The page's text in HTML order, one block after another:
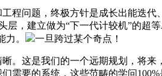
问题，终极方针是成长出能迭代
层，建立做为“下一代计较机”的超
力。
一旦跨过某个奇点！
这是我们的一个远期规划，将来
需要的系统，这些范畴的学问100%